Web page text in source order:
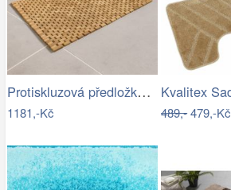
Protiskluzová předložka do koupelny,…
1181,-Kč 489,-479,-Kč